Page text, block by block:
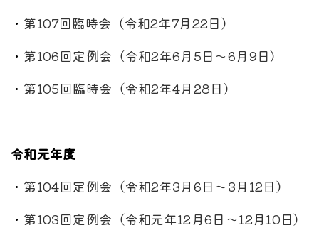
・ 第107回臨時会（令和2年7月22日）
・ 第106回定例会（令和2年6月5日～6月9日）
・ 第105回臨時会（令和2年4月28日）
令和元年度
・ 第104回定例会（令和2年3月6日～3月12日）
・ 第103回定例会（令和元年12月6日～12月10日）